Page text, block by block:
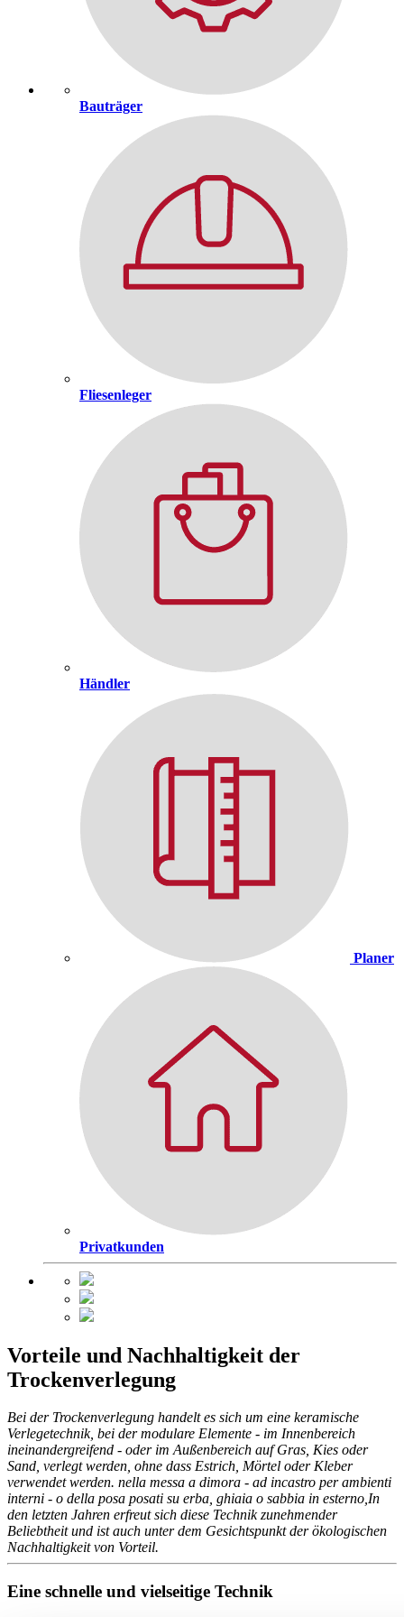
Bauträger
Fliesenleger
Händler
Planer
Privatkunden
Vorteile und Nachhaltigkeit der
Trockenverlegung
Bei der Trockenverlegung handelt es sich um eine keramische
Verlegetechnik, bei der modulare Elemente - im Innenbereich
ineinandergreifend - oder im Außenbereich auf Gras, Kies oder
Sand, verlegt werden, ohne dass Estrich, Mörtel oder Kleber
verwendet werden. nella messa a dimora - ad incastro per ambienti
interni - o della posa posati su erba, ghiaia o sabbia in esterno,In
den letzten Jahren erfreut sich diese Technik zunehmender
Beliebtheit und ist auch unter dem Gesichtspunkt der ökologischen
Nachhaltigkeit von Vorteil.
Eine schnelle und vielseitige Technik